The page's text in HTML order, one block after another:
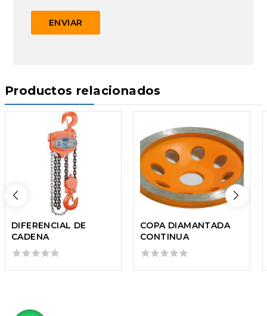
Productos relacionados
DIFERENCIAL DE
CADENA
0
COPA DIAMANTADA
CONTINUA
0